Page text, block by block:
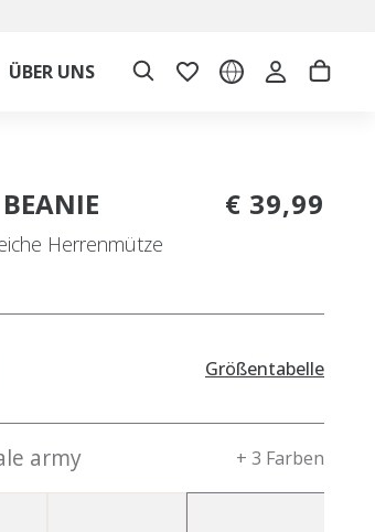
ÜBER UNS
Herrenmütze
€ 39,99
Größentabelle
army + 3 Farben